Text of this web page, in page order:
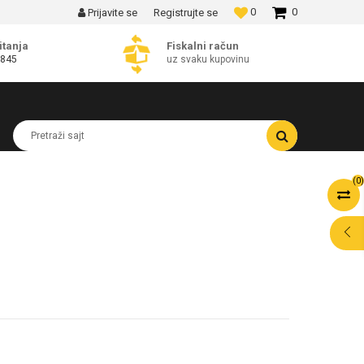
MOGUĆNOST BESPLATNE ISPORUKE! 0
0
Prijavite se Registrujte se
Fiskalni račun
uz svaku kupovinu
Pretraži sajt
(0)